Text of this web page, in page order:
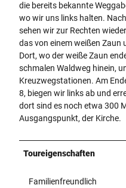
die bereits bekannte
wo wir uns links halten.
sehen wir zur Rechten
das von einem weißen Zaun
Dort, wo der weiße Zaun
schmalen Waldweg hinein,
Kreuzwegstationen. Am
8, biegen wir links ab und
dort sind es noch etwa 300
Ausgangspunkt, der Kirche.
Toureigenschaften
Familienfreundlich